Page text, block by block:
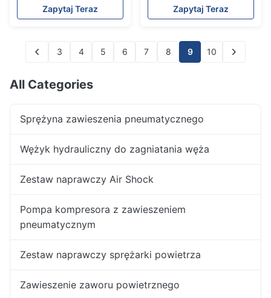
37116757502
37116761444 Do BMW X5
Zapytaj Teraz
pneumatycznego
A2113200725
Mercedesa E - Klasa
W211 2003-2009
Zapytaj Teraz
3 4 5 6 7 8 9 10
All Categories
Sprężyna zawieszenia pneumatycznego
Wężyk hydrauliczny do zagniatania węża
Zestaw naprawczy Air Shock
Pompa kompresora z zawieszeniem
pneumatycznym
Zestaw naprawczy sprężarki powietrza
Zawieszenie zaworu powietrznego